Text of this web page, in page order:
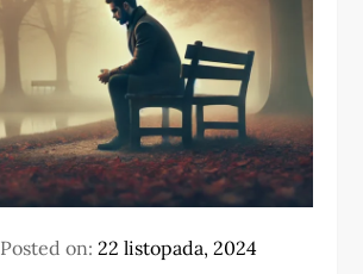
Posted on:22 listopada, 2024